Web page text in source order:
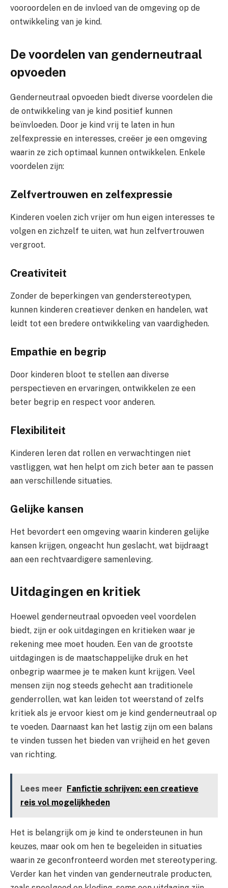
vooroordelen en de invloed van de omgeving op de
ontwikkeling van je kind.
De voordelen van genderneutraal
opvoeden
Genderneutraal opvoeden biedt diverse voordelen die
de ontwikkeling van je kind positief kunnen
beïnvloeden. Door je kind vrij te laten in hun
zelfexpressie en interesses, creëer je een omgeving
waarin ze zich optimaal kunnen ontwikkelen. Enkele
voordelen zijn:
Zelfvertrouwen en zelfexpressie
Kinderen voelen zich vrijer om hun eigen interesses te
volgen en zichzelf te uiten, wat hun zelfvertrouwen
vergroot.
Creativiteit
Zonder de beperkingen van genderstereotypen,
kunnen kinderen creatiever denken en handelen, wat
leidt tot een bredere ontwikkeling van vaardigheden.
Empathie en begrip
Door kinderen bloot te stellen aan diverse
perspectieven en ervaringen, ontwikkelen ze een
beter begrip en respect voor anderen.
Flexibiliteit
Kinderen leren dat rollen en verwachtingen niet
vastliggen, wat hen helpt om zich beter aan te passen
aan verschillende situaties.
Gelijke kansen
Het bevordert een omgeving waarin kinderen gelijke
kansen krijgen, ongeacht hun geslacht, wat bijdraagt
aan een rechtvaardigere samenleving.
Uitdagingen en kritiek
Hoewel genderneutraal opvoeden veel voordelen
biedt, zijn er ook uitdagingen en kritieken waar je
rekening mee moet houden. Een van de grootste
uitdagingen is de maatschappelijke druk en het
onbegrip waarmee je te maken kunt krijgen. Veel
mensen zijn nog steeds gehecht aan traditionele
genderrollen, wat kan leiden tot weerstand of zelfs
kritiek als je ervoor kiest om je kind genderneutraal op
te voeden. Daarnaast kan het lastig zijn om een balans
te vinden tussen het bieden van vrijheid en het geven
van richting.
Lees meer
Fanfictie schrijven: een creatieve
reis vol mogelijkheden
Het is belangrijk om je kind te ondersteunen in hun
keuzes, maar ook om hen te begeleiden in situaties
waarin ze geconfronteerd worden met stereotypering.
Verder kan het vinden van genderneutrale producten,